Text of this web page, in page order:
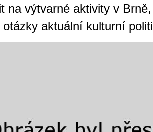
na výtvarné aktivity v
otázky aktuální kulturní